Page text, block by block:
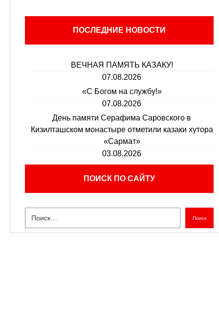
ПОСЛЕДНИЕ НОВОСТИ
ВЕЧНАЯ ПАМЯТЬ КАЗАКУ!
07.08.2026
«С Богом на службу!»
07.08.2026
День памяти Серафима Саровского в
Кизилташском монастыре отметили казаки хутора
«Сармат»
03.08.2026
ПОИСК ПО САЙТУ
Поиск